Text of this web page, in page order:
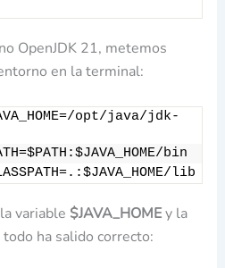
OpenJDK 21, metemos
en la terminal:
opt/java/jdk-
bin
lib
variable $JAVA_HOMEy la
ha salido correcto: